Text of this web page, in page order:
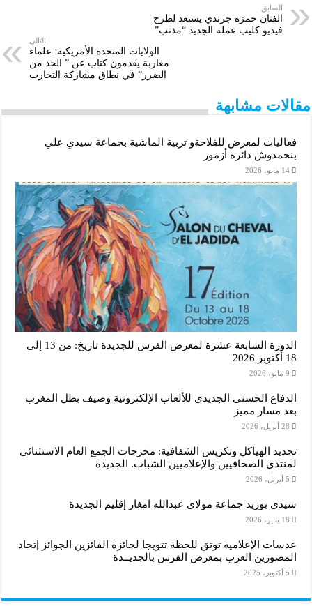
e
b
k
e
n
t
e
e
A
p
السابق
الفنان حمزة جرندي يستعد لطرح
فيديو كليب عمله الجديد “مذنب”
التالي
الولايات المتحدة الأمريكية: علماء
مغاربة يقدمون كتاب عن ” الحد من
الضرر” في نطاق مشاركة التجارب
مقالات مشابهة
فعاليات لمعرض للفلاحةو تربية الماشية بجماعة سيدي علي
بنحمدوش دائرة أزمور
14 مايو، 2026
الدورة السابعة عشرة لمعرض الفرس للجديدة تاريخ: من 13 إلى
18 أكتوبر 2026
9 مايو، 2026
الدفاع الحسني الجديدي للألعاب الإلكترونية وصيف بطل المغرب
بعد مسار مميز
28 أبريل، 2026
تجديد الهياكل وتكريس الشفافية: مخرجات الجمع العام الاستثنائي
لمنتدى الصحافيين والإعلاميين الشباب. الجديدة
5 أبريل، 2026
سيدي بوزيد جماعة مولاي عبدالله امغار إقليم الجديدة
18 يناير، 2026
عدسات الإعلامية توتق للحظة تتويجا لجائزة الفائزين الجوائز إتحاد
المصورين العرب بمعرض الفرس بالجديــدة
5 أكتوبر، 2025